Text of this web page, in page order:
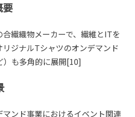
要
繊織物メーカーで、繊維とITを
ジナルTシャツのオンデマンド
）も多角的に展開[10]
ンド事業におけるイベント関連